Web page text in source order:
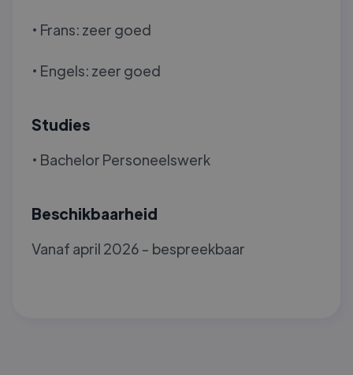
• Frans: zeer goed
• Engels: zeer goed
Studies
• Bachelor Personeelswerk
Beschikbaarheid
Vanaf april 2026 - bespreekbaar